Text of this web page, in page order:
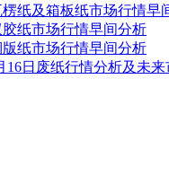
楞纸及箱板纸市场行情早
胶纸市场行情早间分析
版纸市场行情早间分析
16日废纸行情分析及未来